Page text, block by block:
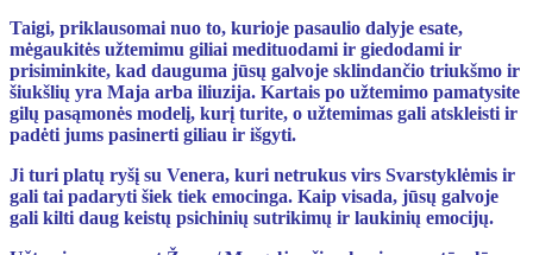
Taigi, priklausomai nuo to, kurioje pasaulio dalyje esate,
mėgaukitės užtemimu giliai medituodami ir giedodami ir
prisiminkite, kad dauguma jūsų galvoje sklindančio triukšmo ir
šiukšlių yra Maja arba iliuzija. Kartais po užtemimo pamatysite
gilų pasąmonės modelį, kurį turite, o užtemimas gali atskleisti ir
padėti jums pasinerti giliau ir išgyti.
Ji turi platų ryšį su Venera, kuri netrukus virs Svarstyklėmis ir
gali tai padaryti šiek tiek emocinga. Kaip visada, jūsų galvoje
gali kilti daug keistų psichinių sutrikimų ir laukinių emocijų.